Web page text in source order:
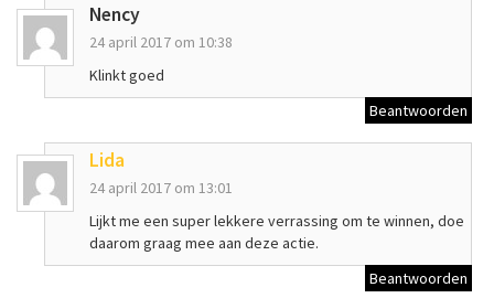
Nency
24 april 2017 om 10:38
Klinkt goed
Beantwoorden
Lida
24 april 2017 om 13:01
Lijkt me een super lekkere verrassing om te winnen, doe
daarom graag mee aan deze actie.
Beantwoorden